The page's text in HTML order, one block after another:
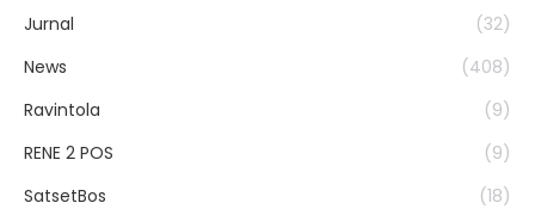
Jurnal
(32)
News
(408)
Ravintola
(9)
RENE 2 POS
(9)
SatsetBos
(18)